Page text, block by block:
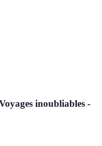
inoubliables -